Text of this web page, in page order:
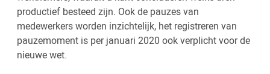
productief besteed zijn. Ook de pauzes van
medewerkers worden inzichtelijk, het registreren van
pauzemoment is per januari 2020 ook verplicht voor de
nieuwe wet.